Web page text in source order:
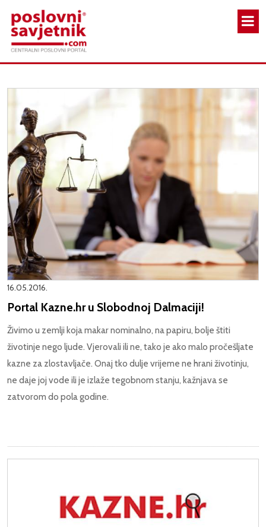
16.05.2016.
Portal Kazne.hr u Slobodnoj Dalmaciji!
Živimo u zemlji koja makar nominalno, na papiru, bolje štiti
životinje nego ljude. Vjerovali ili ne, tako je ako malo pročešljate
kazne za zlostavljače. Onaj tko dulje vrijeme ne hrani životinju,
ne daje joj vode ili je izlaže tegobnom stanju, kažnjava se
zatvorom do pola godine.